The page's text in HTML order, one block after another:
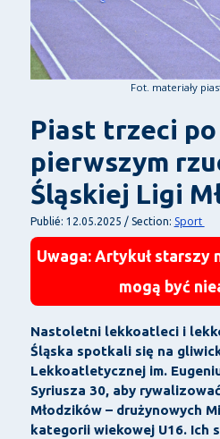
Fot. materiały
Piast trzeci po
pierwszym
Śląskiej Ligi
Publié: 12.05.2025 / Section: Sport
Uwaga: Artykuł starszy
mogą być
Nastoletni lekkoatleci i
Śląska spotkali się na
Lekkoatletycznej im.
Syriusza 30, aby
Młodzików – drużynowych
kategorii wiekowej U16. Ich